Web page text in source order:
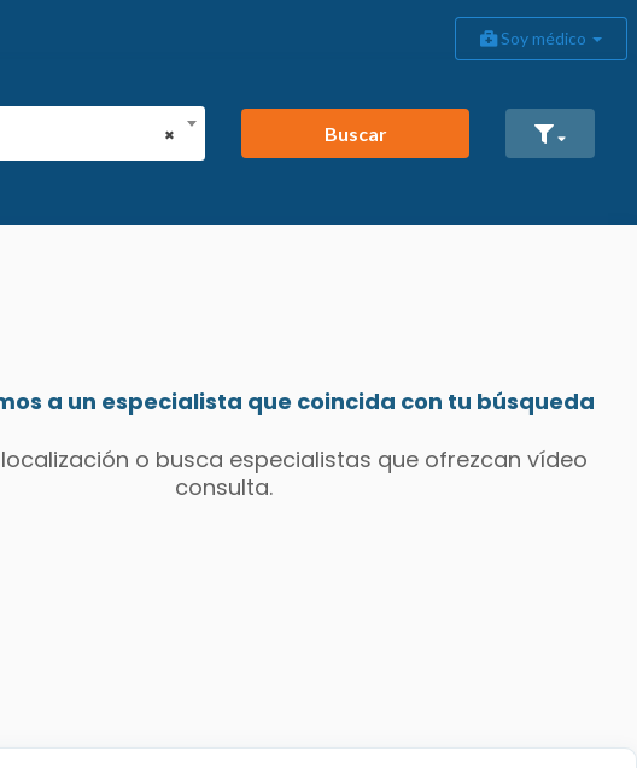
Soy médico
×
Buscar
a un especialista que coincida con tu búsqueda
o busca especialistas que ofrezcan vídeo
consulta.